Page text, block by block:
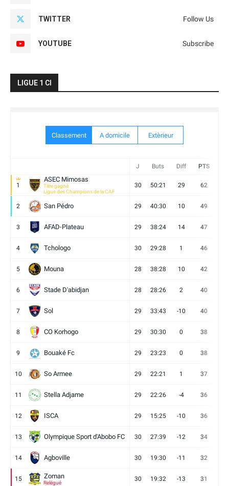
TWITTER Follow Us
YOUTUBE Subscribe
LIGUE 1 CI
Classement A domicile Extèrieur
J Buts Diff PTS
1
ASEC Mimosas
Titre gagné
Ligue des Champions de la CAF
30 50:21 29 62
2 San Pédro 29 40:30 10 49
3 AFAD-Plateau 29 38:24 14 47
4 Tchologo 30 29:28 1 46
5 Mouna 28 38:28 10 42
6 Stade D'abidjan 28 28:26 2 40
7 Sol 29 33:43 -10 40
8 CO Korhogo 29 30:30 0 38
9 Bouaké Fc 29 23:23 0 38
10 So Armee 29 22:21 1 37
11 Stella Adjame 29 22:26 -4 36
12 ISCA 29 15:25 -10 36
13 Olympique Sport d'Abobo FC 30 27:39 -12 34
14 Agboville 30 19:30 -11 32
15 Zoman
Relégué
30 19:32 -13 31